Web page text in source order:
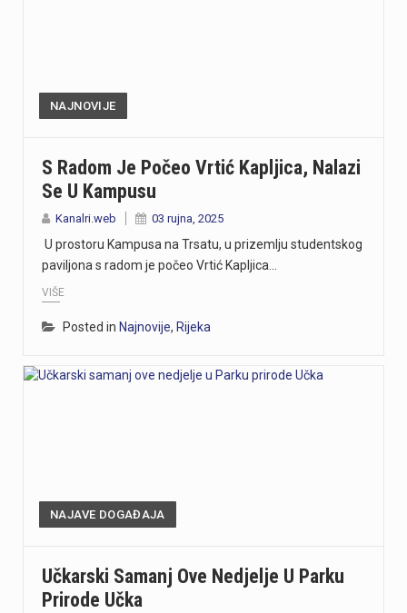
NAJNOVIJE
S Radom Je Počeo Vrtić Kapljica, Nalazi
Se U Kampusu
Kanalri.web 03 rujna, 2025
U prostoru Kampusa na Trsatu, u prizemlju studentskog
paviljona s radom je počeo Vrtić Kapljica…
VIŠE
Posted in Najnovije, Rijeka
NAJAVE DOGAĐAJA
Učkarski Samanj Ove Nedjelje U Parku
Prirode Učka